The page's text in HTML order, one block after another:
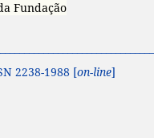
Fundação
2238-1988 [on-line]